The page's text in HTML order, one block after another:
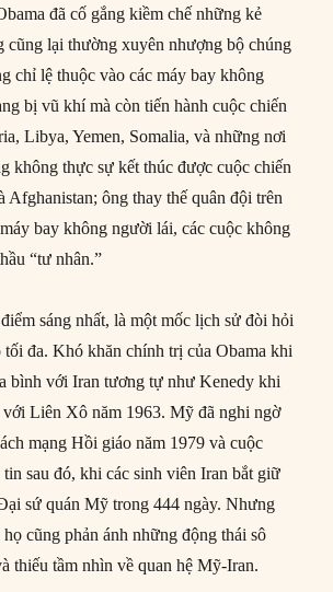
đã cố gắng kiềm chế những kẻ
cũng lại thường xuyên nhượng bộ chúng
chỉ lệ thuộc vào các máy bay không
bị vũ khí mà còn tiến hành cuộc chiến
Libya, Yemen, Somalia, và những nơi
không thực sự kết thúc được cuộc chiến
Afghanistan; ông thay thế quân đội trên
bay không người lái, các cuộc không
“tư nhân.”
sáng nhất, là một mốc lịch sử đòi hỏi
tối đa. Khó khăn chính trị của Obama khi
bình với Iran tương tự như Kenedy khi
với Liên Xô năm 1963. Mỹ đã nghi ngờ
mạng Hồi giáo năm 1979 và cuộc
sau đó, khi các sinh viên Iran bắt giữ
sứ quán Mỹ trong 444 ngày. Nhưng
cũng phản ánh những động thái sô
thiếu tầm nhìn về quan hệ Mỹ-Iran.